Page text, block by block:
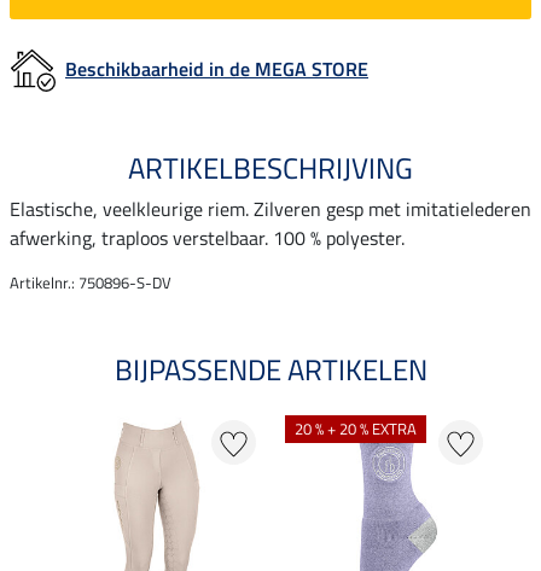
Beschikbaarheid in de MEGA STORE
ARTIKELBESCHRIJVING
Elastische, veelkleurige riem. Zilveren gesp met imitatielederen
afwerking, traploos verstelbaar. 100 % polyester.
Artikelnr.: 750896-S-DV
BIJPASSENDE ARTIKELEN
20 % + 20 % EXTRA